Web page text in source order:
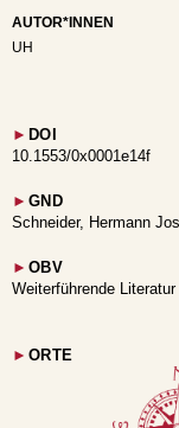
AUTOR*INNEN
UH
► DOI
10.1553/0x0001e14f
► GND
Schneider, Hermann
► OBV
Weiterführende Literatur
► ORTE